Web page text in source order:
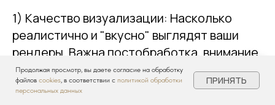
1) Качество визуализации: Насколько
реалистично и "вкусно" выглядят ваши
рендеры. Важна постобработка, внимание
к деталям. Хорошая обработка занимает
время, но продает ваш дизайн.
Продолжая просмотр, вы даете согласие на обработку
файлов cookies, в соответствии с политикой обработки
персональных данных
ПРИНЯТЬ